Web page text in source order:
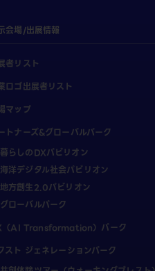
会場/出展情報
者リスト
ロゴ出展者リスト
マップ
トナーズ&グローバルパーク
暮らしのDXパビリオン
海洋デジタル社会パビリオン
地方創生2.0パビリオン
グローバルパーク
（AI Transformation）パーク
スト ジェネレーションパーク